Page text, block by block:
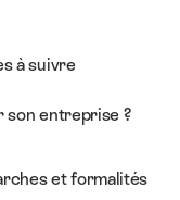
à suivre
entreprise ?
et formalités